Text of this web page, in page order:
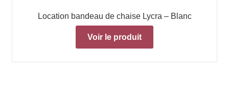
Location bandeau de chaise Lycra – Blanc
Voir le produit